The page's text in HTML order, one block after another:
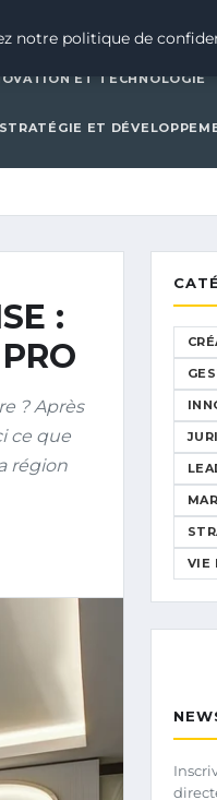
ET TECHNOLOGIE
STRATÉGIE ET
:
? Après
ce que
région
VIE
notre politique de